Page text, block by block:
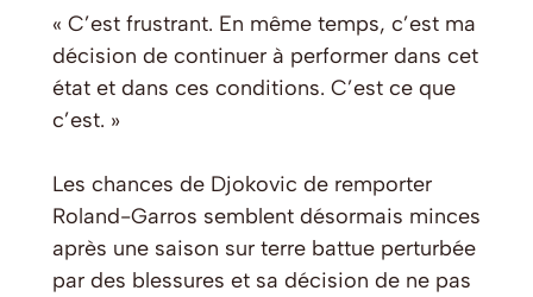
« C’est frustrant. En même temps, c’est ma
décision de continuer à performer dans cet
état et dans ces conditions. C’est ce que
c’est. »
Les chances de Djokovic de remporter
Roland-Garros semblent désormais minces
après une saison sur terre battue perturbée
par des blessures et sa décision de ne pas